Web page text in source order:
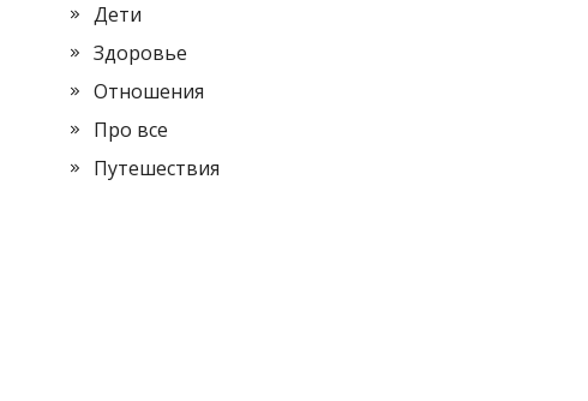
Дети
Здоровье
Отношения
Про все
Путешествия